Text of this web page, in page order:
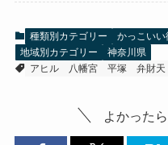
種類別カテゴリー かっこいい
地域別カテゴリー
神奈川県
アヒル
八幡宮 平塚 弁財天
よかった